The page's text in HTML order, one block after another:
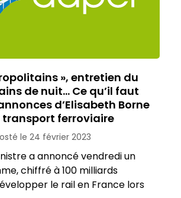
», entretien du
de nuit… Ce qu’il faut
d’Elisabeth Borne
transport ferroviaire
le 24 février 2023
a annoncé vendredi un
chiffré à 100 milliards
le rail en France lors